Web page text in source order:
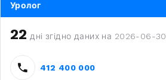
Уролог
22 дні згідно даних на 2026-06-30
412 400 000